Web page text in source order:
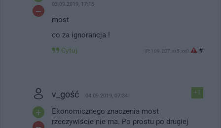
03.09.2019, 17:15
most
co za ignorancja !
Cytuj IP: 109.207.xx5.xx0 #
+1
v_gość 04.09.2019, 07:34
Ekonomicznego znaczenia most
rzeczywiście nie ma. Po prostu po drugiej